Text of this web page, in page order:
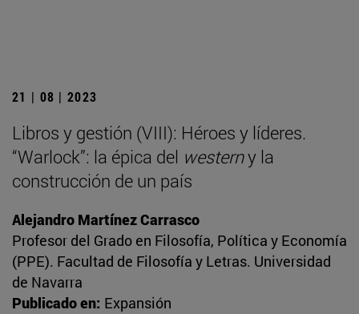
21 | 08 | 2023
Libros y gestión (VIII): Héroes y líderes.
“Warlock”: la épica del westerny la
construcción de un país
Alejandro Martínez Carrasco
Profesor del Grado en Filosofía, Política y Economía
(PPE). Facultad de Filosofía y Letras. Universidad
de Navarra
Publicado en: Expansión